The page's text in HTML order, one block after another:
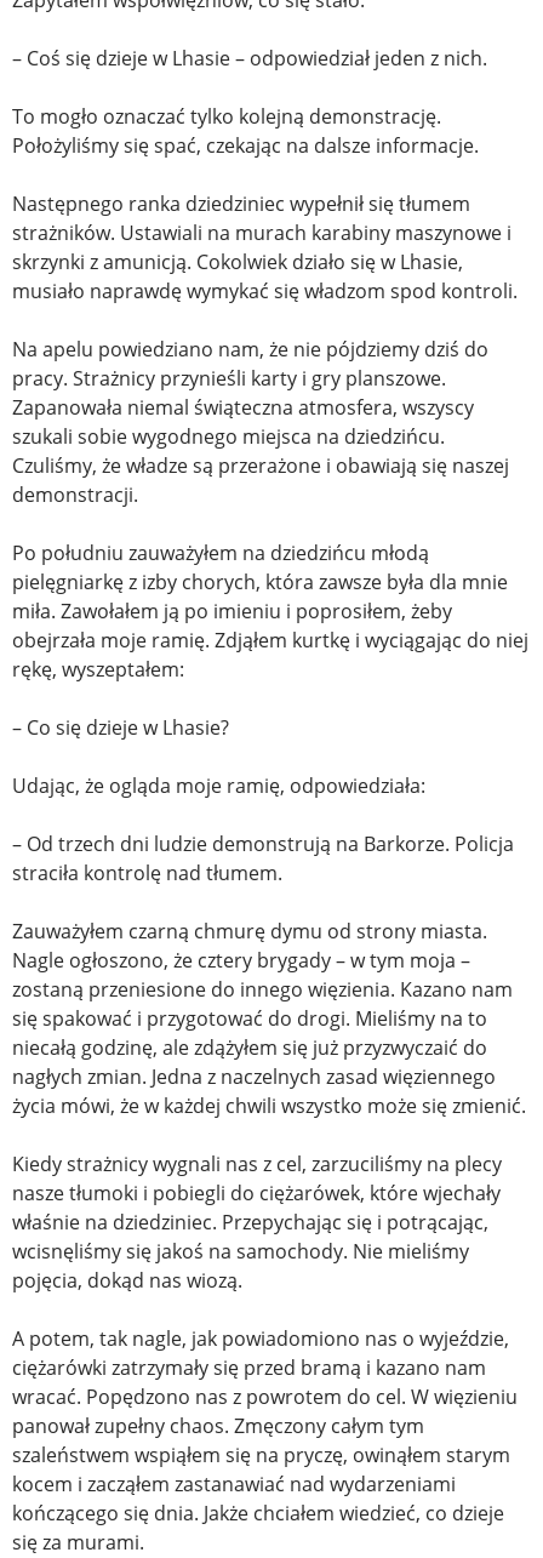
– Coś się dzieje w Lhasie – odpowiedział jeden z nich.
To mogło oznaczać tylko kolejną demonstrację.
Położyliśmy się spać, czekając na dalsze informacje.
Następnego ranka dziedziniec wypełnił się tłumem
strażników. Ustawiali na murach karabiny maszynowe i
skrzynki z amunicją. Cokolwiek działo się w Lhasie,
musiało naprawdę wymykać się władzom spod kontroli.
Na apelu powiedziano nam, że nie pójdziemy dziś do
pracy. Strażnicy przynieśli karty i gry planszowe.
Zapanowała niemal świąteczna atmosfera, wszyscy
szukali sobie wygodnego miejsca na dziedzińcu.
Czuliśmy, że władze są przerażone i obawiają się naszej
demonstracji.
Po południu zauważyłem na dziedzińcu młodą
pielęgniarkę z izby chorych, która zawsze była dla mnie
miła. Zawołałem ją po imieniu i poprosiłem, żeby
obejrzała moje ramię. Zdjąłem kurtkę i wyciągając do niej
rękę, wyszeptałem:
– Co się dzieje w Lhasie?
Udając, że ogląda moje ramię, odpowiedziała:
– Od trzech dni ludzie demonstrują na Barkorze. Policja
straciła kontrolę nad tłumem.
Zauważyłem czarną chmurę dymu od strony miasta.
Nagle ogłoszono, że cztery brygady – w tym moja –
zostaną przeniesione do innego więzienia. Kazano nam
się spakować i przygotować do drogi. Mieliśmy na to
niecałą godzinę, ale zdążyłem się już przyzwyczaić do
nagłych zmian. Jedna z naczelnych zasad więziennego
życia mówi, że w każdej chwili wszystko może się zmienić.
Kiedy strażnicy wygnali nas z cel, zarzuciliśmy na plecy
nasze tłumoki i pobiegli do ciężarówek, które wjechały
właśnie na dziedziniec. Przepychając się i potrącając,
wcisnęliśmy się jakoś na samochody. Nie mieliśmy
pojęcia, dokąd nas wiozą.
A potem, tak nagle, jak powiadomiono nas o wyjeździe,
ciężarówki zatrzymały się przed bramą i kazano nam
wracać. Popędzono nas z powrotem do cel. W więzieniu
panował zupełny chaos. Zmęczony całym tym
szaleństwem wspiąłem się na pryczę, owinąłem starym
kocem i zacząłem zastanawiać nad wydarzeniami
kończącego się dnia. Jakże chciałem wiedzieć, co dzieje
się za murami.